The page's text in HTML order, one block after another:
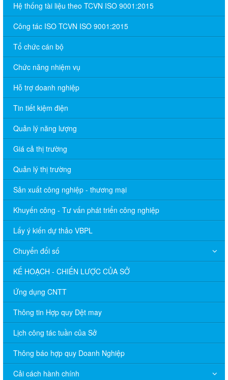
Hệ thống tài liệu theo TCVN ISO 9001:2015
Công tác ISO TCVN ISO 9001:2015
Tổ chức cán bộ
Chức năng nhiệm vụ
Hỗ trợ doanh nghiệp
Tin tiết kiệm điện
Quản lý năng lượng
Giá cả thị trường
Quản lý thị trường
Sản xuất công nghiệp - thương mại
Khuyến công - Tư vấn phát triển công nghiệp
Lấy ý kiến dự thảo VBPL
Chuyển đổi số
KẾ HOẠCH - CHIẾN LƯỢC CỦA SỞ
Ứng dụng CNTT
Thông tin Hợp quy Dệt may
Lịch công tác tuần của Sở
Thông báo hợp quy Doanh Nghiệp
Cải cách hành chính